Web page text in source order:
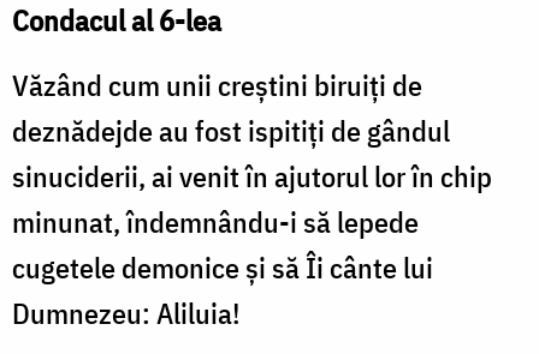
Condacul al 6-lea
Văzând cum unii creştini biruiţi de
deznădejde au fost ispitiţi de gândul
sinuciderii, ai venit în ajutorul lor în chip
minunat, îndemnându-i să lepede
cugetele demonice şi să Îi cânte lui
Dumnezeu: Aliluia!